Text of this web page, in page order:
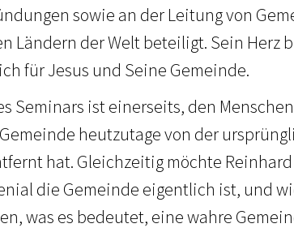
sowie an der Leitung von
Ländern der Welt beteiligt. Sein Herz
für Jesus und Seine Gemeinde.
Seminars ist einerseits, den
heutzutage von der
hat. Gleichzeitig möchte
die Gemeinde eigentlich ist, und
was es bedeutet, eine wahre